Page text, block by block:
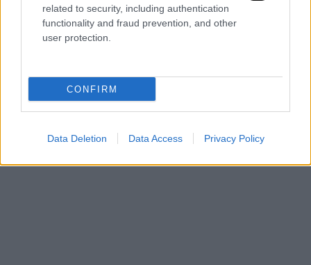
related to security, including authentication
functionality and fraud prevention, and other
user protection.
CONFIRM
Data Deletion Data Access Privacy Policy